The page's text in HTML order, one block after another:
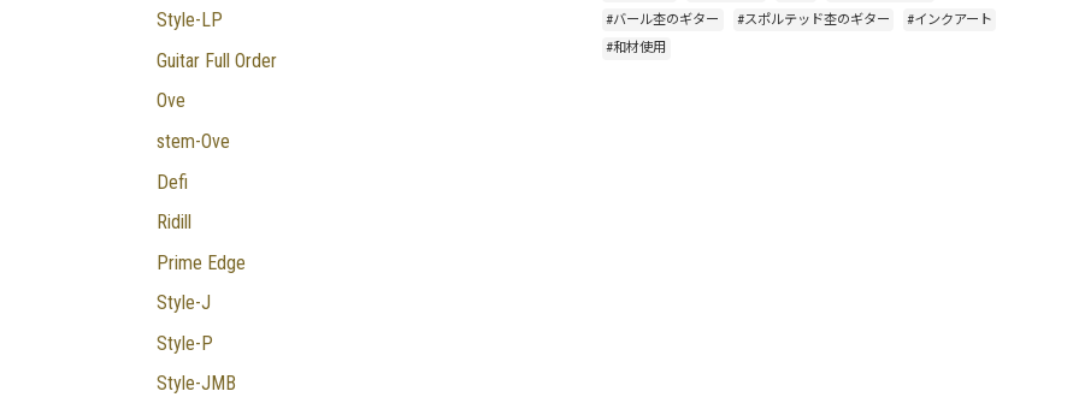
Style-LP
Guitar Full Order
Ove
stem-Ove
Defi
Ridill
Prime Edge
Style-J
Style-P
Style-JMB
#バール杢のギター
#スポルテッド杢のギター
#インクアート
#和材使用